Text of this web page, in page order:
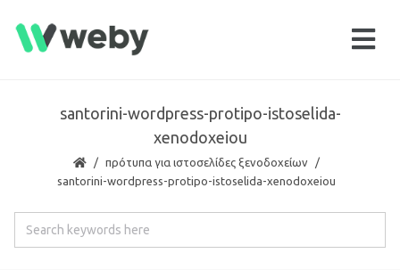
santorini-wordpress-protipo-istoselida-
xenodoxeiou
πρότυπα για ιστοσελίδες ξενοδοχείων
santorini-wordpress-protipo-istoselida-xenodoxeiou